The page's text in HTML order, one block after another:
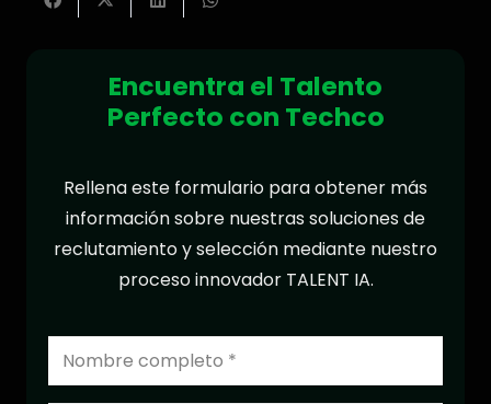
Encuentra el Talento
Perfecto con Techco
Rellena este formulario para obtener más
información sobre nuestras soluciones de
reclutamiento y selección mediante nuestro
proceso innovador TALENT IA.